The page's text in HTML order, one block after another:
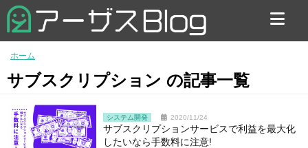
お問い合わせ
ホーム
サブスクリプション の記事一覧
システム開発 2020/11/24
サブスクリプションサービスで利益を最大化
したいなら手数料に注意!